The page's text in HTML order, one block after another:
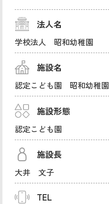
法人名
学校法人 昭和幼稚園
施設名
認定こども園 昭和幼稚園
施設形態
認定こども園
施設長
大井 文子
TEL